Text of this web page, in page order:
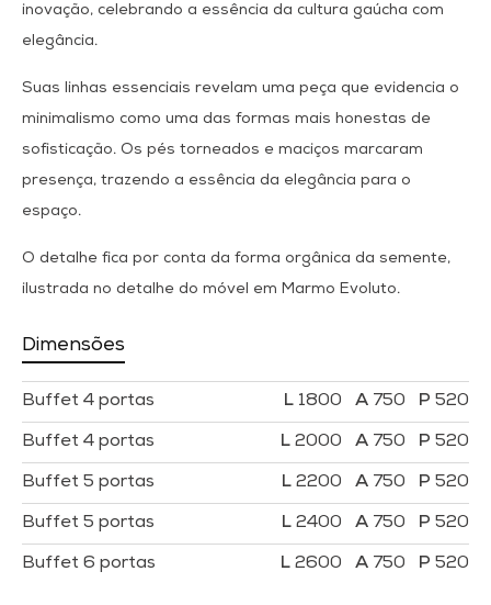
inovação, celebrando a essência da cultura gaúcha com
elegância.
Suas linhas essenciais revelam uma peça que evidencia o
minimalismo como uma das formas mais honestas de
sofisticação. Os pés torneados e maciços marcaram
presença, trazendo a essência da elegância para o
espaço.
O detalhe fica por conta da forma orgânica da semente,
ilustrada no detalhe do móvel em Marmo Evoluto.
Dimensões
Buffet 4 portas 1800 750 520
Buffet 4 portas 2000 750 520
Buffet 5 portas 2200 750 520
Buffet 5 portas 2400 750 520
Buffet 6 portas 2600 750 520